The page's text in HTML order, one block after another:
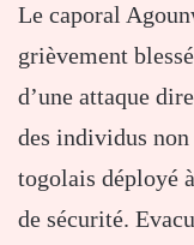
Le caporal
grièvement
d’une attaque
des individus
togolais déployé
de sécurité.